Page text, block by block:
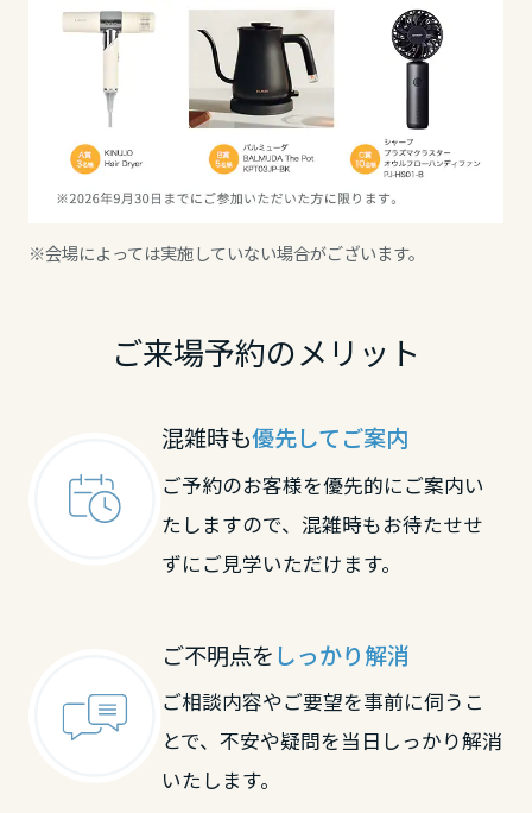
※会場によっては実施していない場合がございます。
ご来場予約のメリット
混雑時も優先してご案内
ご予約のお客様を優先的にご案内い
たしますので、混雑時もお待たせせ
ずにご見学いただけます。
ご不明点を しっかり解消
ご相談内容やご要望を事前に伺うこ
とで、不安や疑問を当日しっかり解消
いたします。
高知県
九州エリア
福岡県
佐賀県
鹿児島県